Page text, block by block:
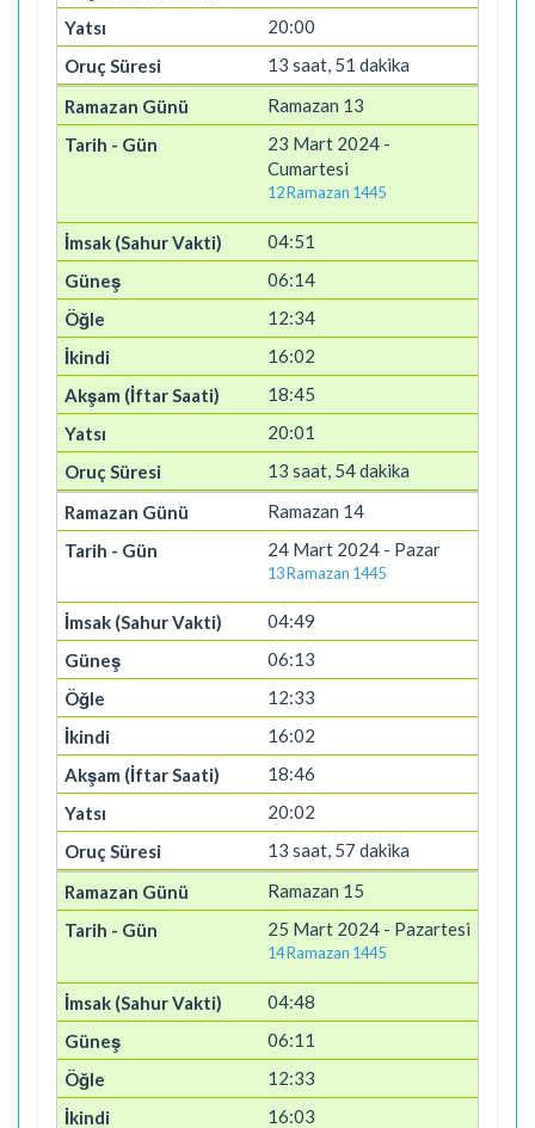
20:00
13 saat, 51 dakika
Ramazan 13
23 Mart 2024 -
Cumartesi
12 Ramazan 1445
04:51
06:14
12:34
16:02
18:45
20:01
13 saat, 54 dakika
Ramazan 14
24 Mart 2024 - Pazar
13 Ramazan 1445
04:49
06:13
12:33
16:02
18:46
20:02
13 saat, 57 dakika
Ramazan 15
25 Mart 2024 - Pazartesi
14 Ramazan 1445
04:48
06:11
12:33
16:03